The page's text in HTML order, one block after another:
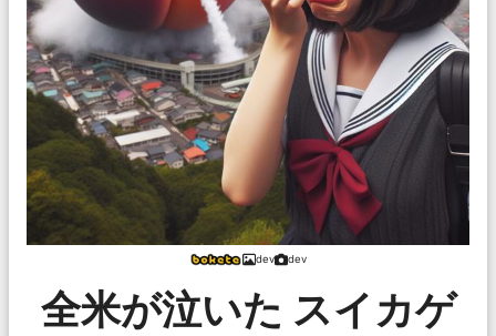
dev dev
全米が泣いた スイカゲ